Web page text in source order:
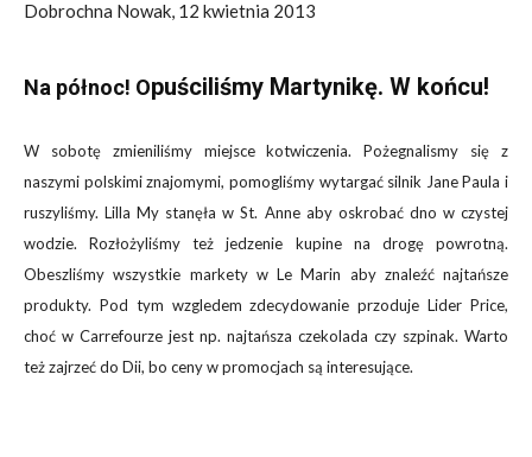
Dobrochna Nowak, 12 kwietnia 2013
Na północ! Opuściliśmy Martynikę. W końcu!
W sobotę zmieniliśmy miejsce kotwiczenia. Pożegnalismy się z
naszymi polskimi znajomymi, pomogliśmy wytargać silnik Jane Paula i
ruszyliśmy. Lilla My stanęła w St. Anne aby oskrobać dno w czystej
wodzie. Rozłożyliśmy też jedzenie kupine na drogę powrotną.
Obeszliśmy wszystkie markety w Le Marin aby znaleźć najtańsze
produkty. Pod tym wzgledem zdecydowanie przoduje Lider Price,
choć w Carrefourze jest np. najtańsza czekolada czy szpinak. Warto
też zajrzeć do Dii, bo ceny w promocjach są interesujące.